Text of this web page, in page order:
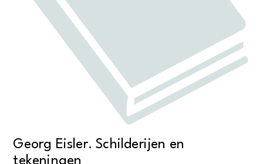
Georg Eisler. Schilderijen en